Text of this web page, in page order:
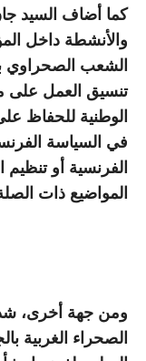
كما أضاف السيد
والأنشطة داخل
الشعب الصحراوي
تنسيق العمل
الوطنية للحفاظ
في السياسة
الفرنسية أو
المواضيع ذات
ومن جهة أخرى،
الصحراء الغربية